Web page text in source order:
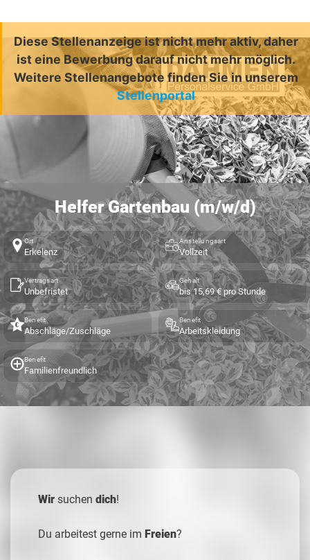
Diese Stellenanzeige ist nicht mehr aktiv, daher
ist eine Bewerbung darauf nicht mehr möglich.
Weitere Stellenangebote finden Sie in unserem
Stellenportal
Helfer Gartenbau (m/w/d)
Ort
Erkelenz
Anstellungsart
Vollzeit
Vertragsart
Unbefristet
Gehalt
bis 15,69 € pro Stunde
Benefit
Abschläge/Zuschläge
Benefit
Arbeitskleidung
Benefit
Familienfreundlich
Wir suchen dich!
Du arbeitest gerne im Freien?